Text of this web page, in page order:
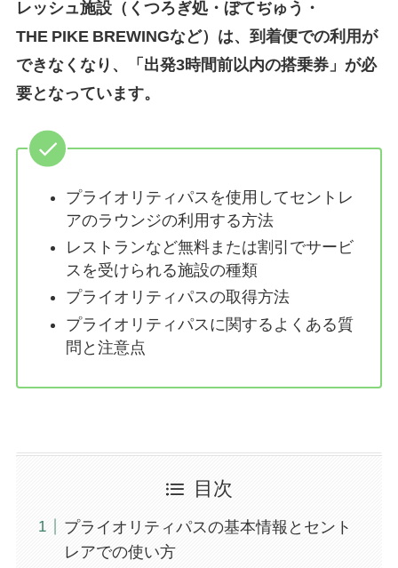
レッシュ施設（くつろぎ処・ぼてぢゅう・
THE PIKE BREWINGなど）は、到着便での利用が
できなくなり、「出発3時間前以内の搭乗券」が必
要となっています。
プライオリティパスを使用してセントレ
アのラウンジの利用する方法
レストランなど無料または割引でサービ
スを受けられる施設の種類
プライオリティパスの取得方法
プライオリティパスに関するよくある質
問と注意点
目次
プライオリティパスの基本情報とセント
レアでの使い方